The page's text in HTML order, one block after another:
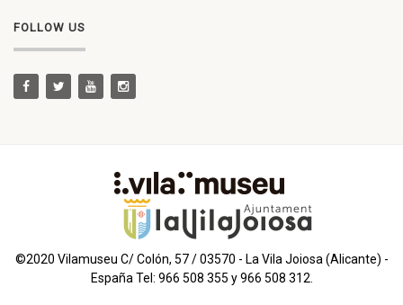
FOLLOW US
©2020 Vilamuseu C/ Colón, 57 / 03570 - La Vila Joiosa (Alicante) -
España Tel: 966 508 355 y 966 508 312.